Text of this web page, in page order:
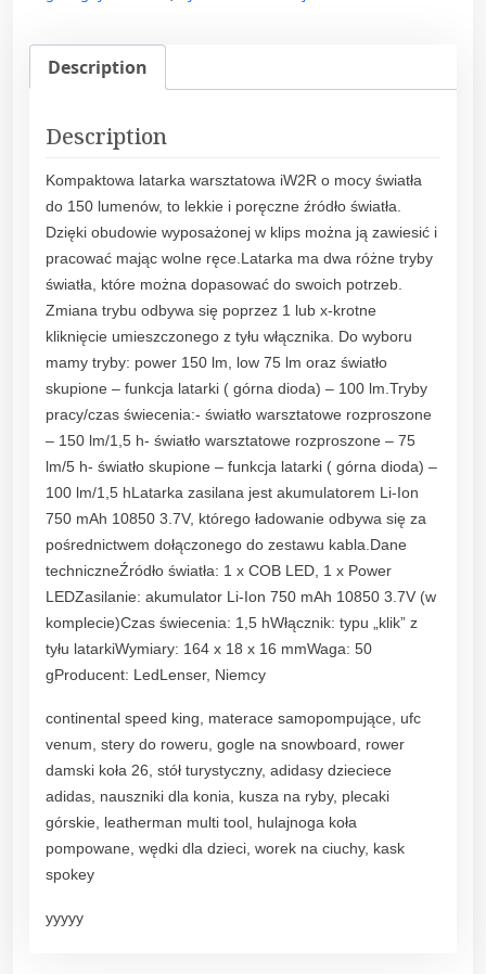
Description
Description
Kompaktowa latarka warsztatowa iW2R o mocy światła
do 150 lumenów, to lekkie i poręczne źródło światła.
Dzięki obudowie wyposażonej w klips można ją zawiesić i
pracować mając wolne ręce.Latarka ma dwa różne tryby
światła, które można dopasować do swoich potrzeb.
Zmiana trybu odbywa się poprzez 1 lub x-krotne
kliknięcie umieszczonego z tyłu włącznika. Do wyboru
mamy tryby: power 150 lm, low 75 lm oraz światło
skupione – funkcja latarki ( górna dioda) – 100 lm.Tryby
pracy/czas świecenia:- światło warsztatowe rozproszone
– 150 lm/1,5 h- światło warsztatowe rozproszone – 75
lm/5 h- światło skupione – funkcja latarki ( górna dioda) –
100 lm/1,5 hLatarka zasilana jest akumulatorem Li-Ion
750 mAh 10850 3.7V, którego ładowanie odbywa się za
pośrednictwem dołączonego do zestawu kabla.Dane
techniczneŹródło światła: 1 x COB LED, 1 x Power
LEDZasilanie: akumulator Li-Ion 750 mAh 10850 3.7V (w
komplecie)Czas świecenia: 1,5 hWłącznik: typu „klik” z
tyłu latarkiWymiary: 164 x 18 x 16 mmWaga: 50
gProducent: LedLenser, Niemcy
continental speed king, materace samopompujące, ufc
venum, stery do roweru, gogle na snowboard, rower
damski koła 26, stół turystyczny, adidasy dzieciece
adidas, nauszniki dla konia, kusza na ryby, plecaki
górskie, leatherman multi tool, hulajnoga koła
pompowane, wędki dla dzieci, worek na ciuchy, kask
spokey
yyyyy